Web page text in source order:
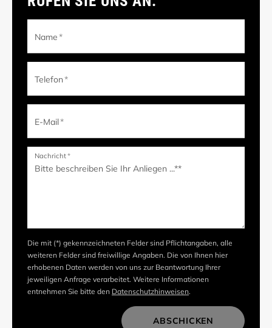
Name*
Telefon*
E-Mail*
Nachricht*
Die mit (*) gekennzeichneten Felder sind Pflichtangaben, alle
weiteren Felder sind freiwillige Angaben. Die von Ihnen hier
erhobenen Daten werden von uns zur Beantwortung Ihrer
jeweiligen Anfrage verarbeitet. Weitere Informationen
entnehmen Sie bitte den Datenschutzhinweisen.
ABSCHICKEN